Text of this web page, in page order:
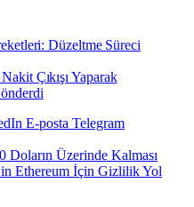
Düzeltme Süreci
Çıkışı Yaparak
E-posta Telegram
Doların Üzerinde Kalması
Ethereum İçin Gizlilik Yol